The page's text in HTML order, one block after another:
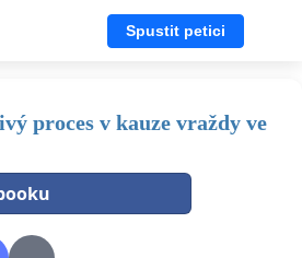
Spustit petici
proces v kauze vraždy ve